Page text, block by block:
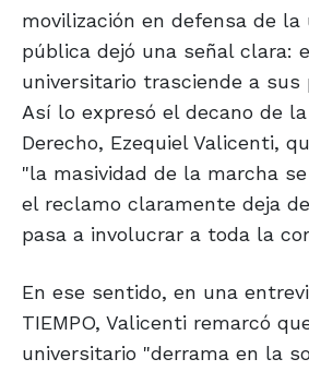
movilización en defensa de la
pública dejó una señal clara:
universitario trasciende a sus
Así lo expresó el decano de
Derecho, Ezequiel Valicenti,
"la masividad de la marcha
el reclamo claramente deja
pasa a involucrar a toda la
En ese sentido, en una
TIEMPO, Valicenti remarcó
universitario "derrama en la